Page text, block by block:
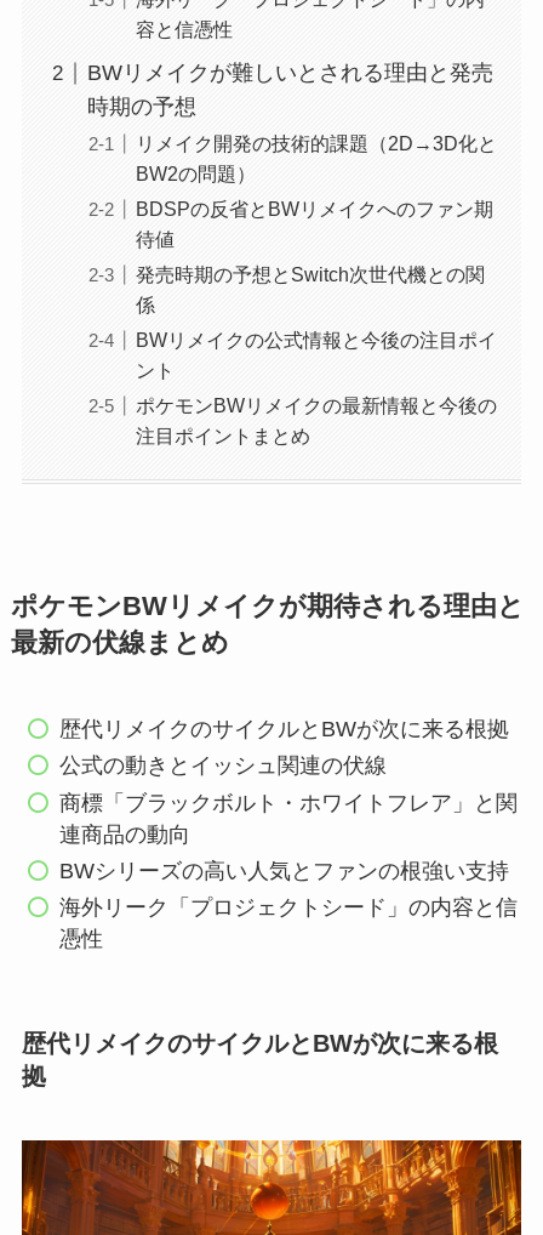
容と信憑性
BWリメイクが難しいとされる理由と発売
時期の予想
リメイク開発の技術的課題（2D→3D化と
BW2の問題）
BDSPの反省とBWリメイクへのファン期
待値
発売時期の予想とSwitch次世代機との関
係
BWリメイクの公式情報と今後の注目ポイ
ント
ポケモンBWリメイクの最新情報と今後の
注目ポイントまとめ
ポケモンBWリメイクが期待される理由と
最新の伏線まとめ
歴代リメイクのサイクルとBWが次に来る根拠
公式の動きとイッシュ関連の伏線
商標「ブラックボルト・ホワイトフレア」と関
連商品の動向
BWシリーズの高い人気とファンの根強い支持
海外リーク「プロジェクトシード」の内容と信
憑性
歴代リメイクのサイクルとBWが次に来る根
拠